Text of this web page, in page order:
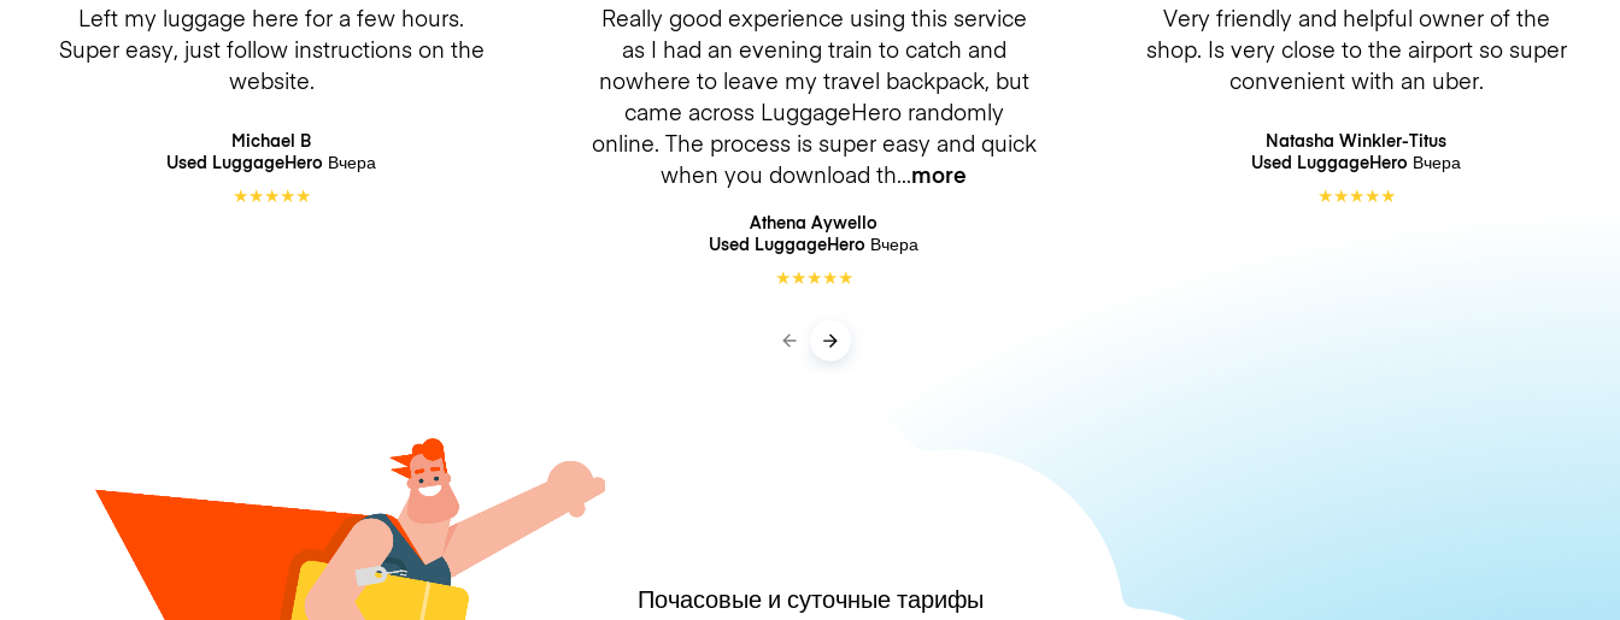
Left my luggage here for a few hours.
Super easy, just follow instructions on the
website.
Michael B
Used LuggageHero Вчера
★★★★★
Really good experience using this service
as I had an evening train to catch and
nowhere to leave my travel backpack, but
came across LuggageHero randomly
online. The process is super easy and quick
when you download th more
Athena Aywello
Used LuggageHero Вчера
★★★★★
Very friendly and helpful owner of the
shop. Is very close to the airport so super
convenient with an uber.
Natasha Winkler-Titus
Used LuggageHero Вчера
★★★★★
Почасовые и суточные тарифы